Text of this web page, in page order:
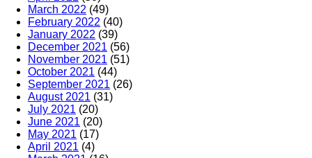
March 2022 (49)
February 2022 (40)
January 2022 (39)
December 2021 (56)
November 2021 (51)
October 2021 (44)
September 2021 (26)
August 2021 (31)
July 2021 (20)
June 2021 (20)
May 2021 (17)
April 2021 (4)